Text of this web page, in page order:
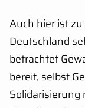
Auch hier ist
Deutschland
betrachtet
bereit, selbst